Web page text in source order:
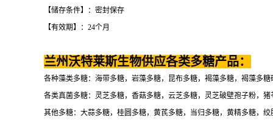
【储存条件】：密封保存
【有效期】：24个月
兰州沃特莱斯生物供应各类多糖产品：
各种藻类多糖：海带多糖，岩藻多糖，昆布多糖，褐藻多糖，褐藻多糖
各类真菌多糖：灵芝多糖，香菇多糖，云芝多糖，灵芝破壁孢子粉，
其他多糖：大蒜多糖，桂圆多糖，黄芪多糖，当归多糖，黄精多糖，